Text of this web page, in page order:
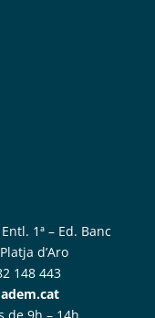
1ª – Ed. Banc
d’Aro
148 443